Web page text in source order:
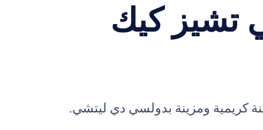
تشيز كيك
كريمية ومزينة بدولسي دي ليتشي.